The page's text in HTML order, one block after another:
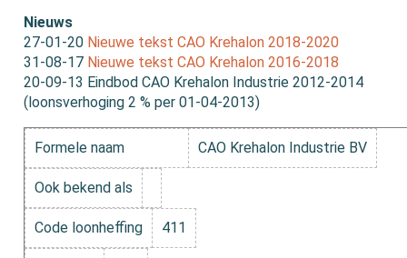
Nieuws
27-01-20 Nieuwe tekst CAO Krehalon 2018-2020
31-08-17 Nieuwe tekst CAO Krehalon 2016-2018
20-09-13 Eindbod CAO Krehalon Industrie 2012-2014
(loonsverhoging 2 % per 01-04-2013)
Formele naam CAO Krehalon Industrie BV
Ook bekend als
Code loonheffing 411